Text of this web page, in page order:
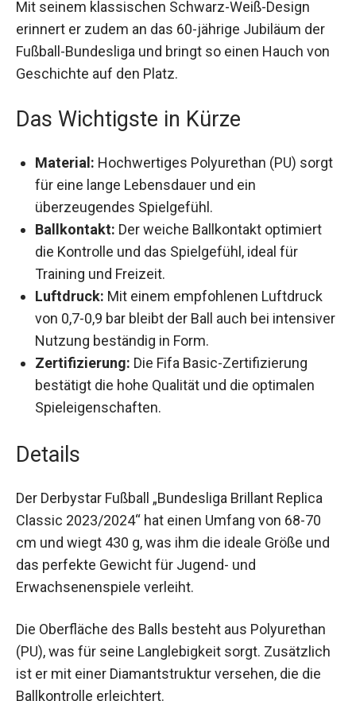
Mit seinem klassischen Schwarz-Weiß-Design
erinnert er zudem an das 60-jährige Jubiläum der
Fußball-Bundesliga und bringt so einen Hauch
von Geschichte auf den Platz.
Das Wichtigste in Kürze
Material: Hochwertiges Polyurethan (PU)
sorgt für eine lange Lebensdauer und ein
überzeugendes Spielgefühl.
Ballkontakt: Der weiche Ballkontakt optimiert
die Kontrolle und das Spielgefühl, ideal für
Training und Freizeit.
Luftdruck: Mit einem empfohlenen Luftdruck
von 0,7-0,9 bar bleibt der Ball auch bei
intensiver Nutzung beständig in Form.
Zertifizierung: Die Fifa Basic-Zertifizierung
bestätigt die hohe Qualität und die optimalen
Spieleigenschaften.
Details
Der Derbystar Fußball „Bundesliga Brillant Replica
Classic 2023/2024“ hat einen Umfang von 68-70
cm und wiegt 430 g, was ihm die ideale Größe
und das perfekte Gewicht für Jugend- und
Erwachsenenspiele verleiht.
Die Oberfläche des Balls besteht aus Polyurethan
(PU), was für seine Langlebigkeit sorgt.
Zusätzlich ist er mit einer Diamantstruktur